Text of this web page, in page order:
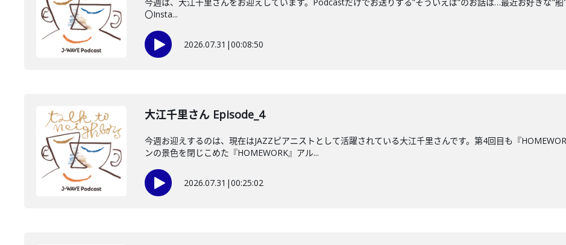
〇Insta...
2026.07.31 |00:08:50
大江千里さん Episode_4
今週お迎えするのは、現在はJAZZピアニストとして活躍されている大江千里さんです。第4回目も『
ンの景色を閉じこめた『HOMEWORK』アル...
2026.07.31 |00:25:02